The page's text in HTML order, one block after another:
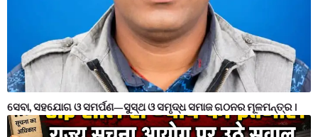
ସେବା, ସହଯୋଗ ଓ ସମର୍ପଣ—ସୁସ୍ଥ ଓ ସମୃଦ୍ଧ ସମାଜ ଗଠନର ମୂଳମନ୍ତ୍ର ।